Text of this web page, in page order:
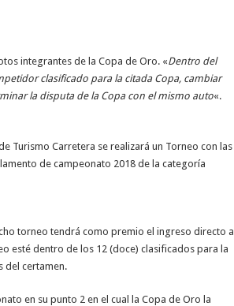
integrantes de la Copa de Oro. «Dentro del
clasificado para la citada Copa, cambiar
la disputa de la Copa con el mismo auto«.
Turismo Carretera se realizará un Torneo con las
de campeonato 2018 de la categoría
torneo tendrá como premio el ingreso directo a
esté dentro de los 12 (doce) clasificados para la
del certamen.
en su punto 2 en el cual la Copa de Oro la